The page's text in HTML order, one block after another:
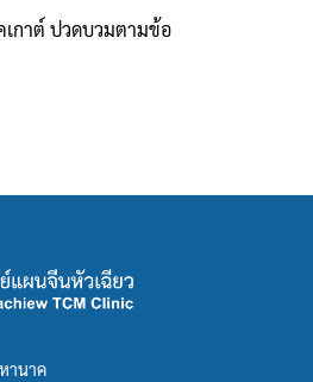
เกาต์ ปวดบวมตามข้อ
านาค